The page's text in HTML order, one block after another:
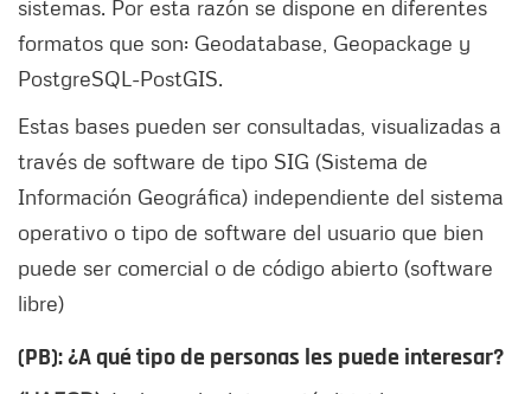
sistemas. Por esta razón se dispone en diferentes
formatos que son: Geodatabase, Geopackage y
PostgreSQL-PostGIS.
Estas bases pueden ser consultadas, visualizadas a
través de software de tipo SIG (Sistema de
Información Geográfica) independiente del sistema
operativo o tipo de software del usuario que bien
puede ser comercial o de código abierto (software
libre)
(PB): ¿A qué tipo de personas les puede interesar?